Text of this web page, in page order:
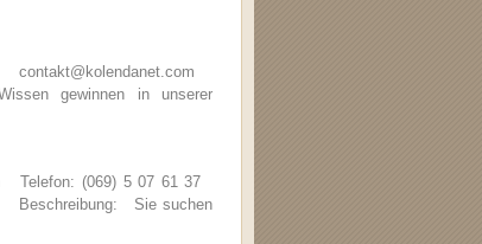
gewinnen in unserer
Telefon: (069) 5 07 61 37
Beschreibung: Sie suchen